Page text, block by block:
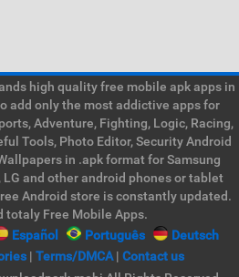
high quality free mobile apk apps in
add only the most addictive apps for
Adventure, Fighting, Logic, Racing,
Tools, Photo Editor, Security Android
in .apk format for Samsung
LG and other android phones or tablet
Android store is constantly updated.
totaly Free Mobile Apps.
Español Português
Deutsch
| Terms/DMCA| Contact us